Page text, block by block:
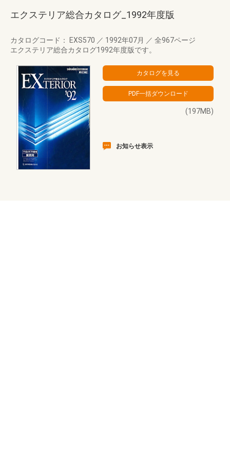
エクステリア総合カタログ_1992年度版
カタログコード： EXS570 ／ 1992年07月 ／ 全967ページ
エクステリア総合カタログ1992年度版です。
(197MB)
お知らせ表示